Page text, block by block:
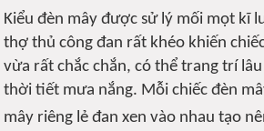
Kiểu đèn mây được sử lý mối mọt kĩ
thợ thủ công đan rất khéo khiến
vừa rất chắc chắn, có thể trang trí
thời tiết mưa nắng. Mỗi chiếc đèn
mây riêng lẻ đan xen vào nhau tạo